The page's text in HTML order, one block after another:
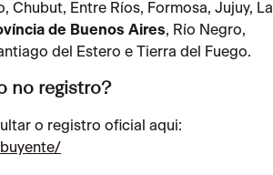
Entre Ríos, Formosa, Jujuy, La
de Buenos Aires, Río Negro,
del Estero e Tierra del Fuego.
no registro?
o registro oficial aqui: